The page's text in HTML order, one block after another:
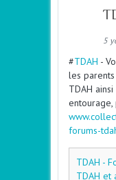
5
#TDAH -
les
TDAH
entourage,
forums-
TDAH -
TDAH et